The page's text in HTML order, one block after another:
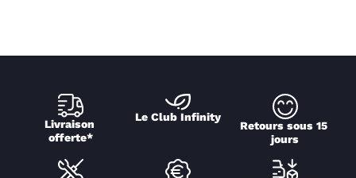
Livraison
offerte*
Le Club Infinity
Retours sous 15
jours